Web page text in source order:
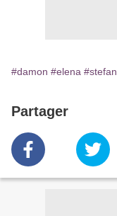
#damon #elena #stefan
Partager